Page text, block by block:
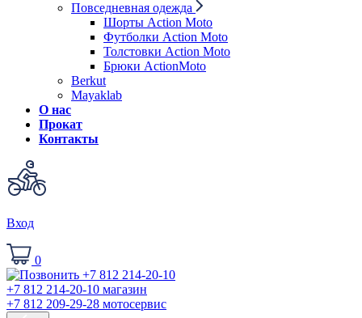
Повседневная одежда
Шорты Action Moto
Футболки Action Moto
Толстовки Action Moto
Брюки ActionMoto
Berkut
Mayaklab
О нас
Прокат
Контакты
Вход
0
+7 812 214-20-10 магазин
+7 812 209-29-28 мотосервис